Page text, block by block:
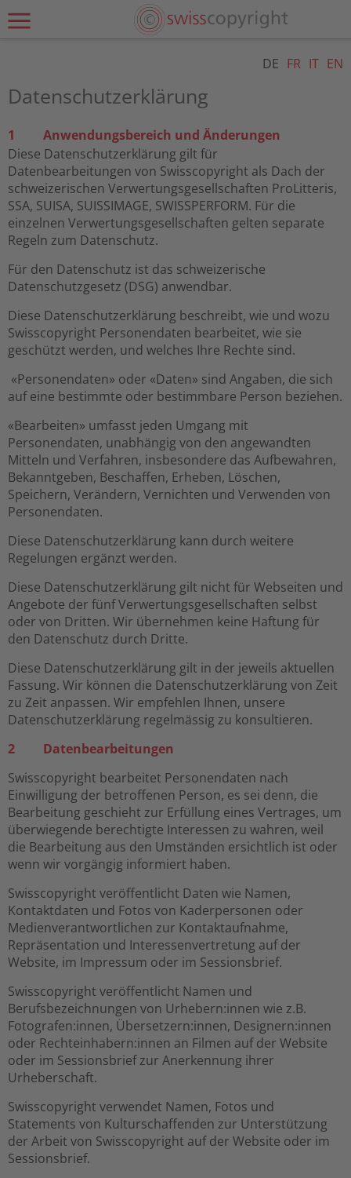
DE FR IT EN
Datenschutzerklärung
1 Anwendungsbereich und Änderungen
Diese Datenschutzerklärung gilt für
Datenbearbeitungen von Swisscopyright als Dach der
schweizerischen Verwertungsgesellschaften ProLitteris,
SSA, SUISA, SUISSIMAGE, SWISSPERFORM. Für die
einzelnen Verwertungsgesellschaften gelten separate
Regeln zum Datenschutz.
Für den Datenschutz ist das schweizerische
Datenschutzgesetz (DSG) anwendbar.
Diese Datenschutzerklärung beschreibt, wie und wozu
Swisscopyright Personendaten bearbeitet, wie sie
geschützt werden, und welches Ihre Rechte sind.
«Personendaten» oder «Daten» sind Angaben, die sich
auf eine bestimmte oder bestimmbare Person beziehen.
«Bearbeiten» umfasst jeden Umgang mit
Personendaten, unabhängig von den angewandten
Mitteln und Verfahren, insbesondere das Aufbewahren,
Bekanntgeben, Beschaffen, Erheben, Löschen,
Speichern, Verändern, Vernichten und Verwenden von
Personendaten.
Diese Datenschutzerklärung kann durch weitere
Regelungen ergänzt werden.
Diese Datenschutzerklärung gilt nicht für Webseiten und
Angebote der fünf Verwertungsgesellschaften selbst
oder von Dritten. Wir übernehmen keine Haftung für
den Datenschutz durch Dritte.
Diese Datenschutzerklärung gilt in der jeweils aktuellen
Fassung. Wir können die Datenschutzerklärung von Zeit
zu Zeit anpassen. Wir empfehlen Ihnen, unsere
Datenschutzerklärung regelmässig zu konsultieren.
2 Datenbearbeitungen
Swisscopyright bearbeitet Personendaten nach
Einwilligung der betroffenen Person, es sei denn, die
Bearbeitung geschieht zur Erfüllung eines Vertrages, um
überwiegende berechtigte Interessen zu wahren, weil
die Bearbeitung aus den Umständen ersichtlich ist oder
wenn wir vorgängig informiert haben.
Swisscopyright veröffentlicht Daten wie Namen,
Kontaktdaten und Fotos von Kaderpersonen oder
Medienverantwortlichen zur Kontaktaufnahme,
Repräsentation und Interessenvertretung auf der
Website, im Impressum oder im Sessionsbrief.
Swisscopyright veröffentlicht Namen und
Berufsbezeichnungen von Urhebern:innen wie z.B.
Fotografen:innen, Übersetzern:innen, Designern:innen
oder Rechteinhabern:innen an Filmen auf der Website
oder im Sessionsbrief zur Anerkennung ihrer
Urheberschaft.
Swisscopyright verwendet Namen, Fotos und
Statements von Kulturschaffenden zur Unterstützung
der Arbeit von Swisscopyright auf der Website oder im
Sessionsbrief.